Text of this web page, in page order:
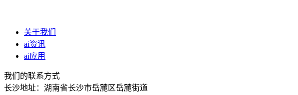
关于我们
ai资讯
ai应用
我们的联系方式
长沙地址：湖南省长沙市岳麓区岳麓街道